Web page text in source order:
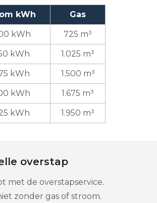
kWh Gas
kWh 725 m³
kWh 1.025 m³
kWh 1.500 m³
kWh 1.675 m³
kWh 1.950 m³
overstap
met de overstapservice.
zonder gas of stroom.